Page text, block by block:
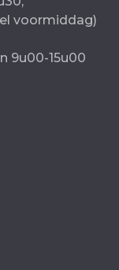
voormiddag)
9u00-15u00